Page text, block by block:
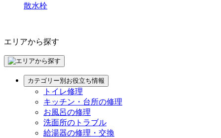
散水栓
エリアから探す
カテゴリー別お役立ち情報
トイレ修理
キッチン・台所の修理
お風呂の修理
洗面所のトラブル
給湯器の修理・交換